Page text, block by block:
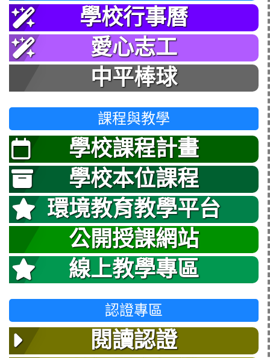
學校行事曆
愛心志工
中平棒球
課程與教學
學校課程計畫
學校本位課程
環境教育教學平台
公開授課網站
線上教學專區
認證專區
閱讀認證